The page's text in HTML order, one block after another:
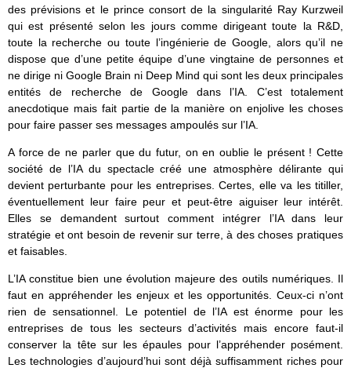
des prévisions et le prince consort de la singularité Ray Kurzweil
qui est présenté selon les jours comme dirigeant toute la R&D,
toute la recherche ou toute l’ingénierie de Google, alors qu’il ne
dispose que d’une petite équipe d’une vingtaine de personnes et
ne dirige ni Google Brain ni Deep Mind qui sont les deux principales
entités de recherche de Google dans l’IA. C’est totalement
anecdotique mais fait partie de la manière on enjolive les choses
pour faire passer ses messages ampoulés sur l’IA.
A force de ne parler que du futur, on en oublie le présent ! Cette
société de l’IA du spectacle créé une atmosphère délirante qui
devient perturbante pour les entreprises. Certes, elle va les titiller,
éventuellement leur faire peur et peut-être aiguiser leur intérêt.
Elles se demandent surtout comment intégrer l’IA dans leur
stratégie et ont besoin de revenir sur terre, à des choses pratiques
et faisables.
L’IA constitue bien une évolution majeure des outils numériques. Il
faut en appréhender les enjeux et les opportunités. Ceux-ci n’ont
rien de sensationnel. Le potentiel de l’IA est énorme pour les
entreprises de tous les secteurs d’activités mais encore faut-il
conserver la tête sur les épaules pour l’appréhender posément.
Les technologies d’aujourd’hui sont déjà suffisamment riches pour